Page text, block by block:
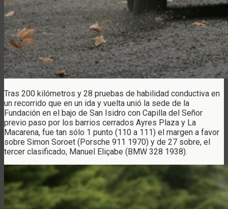
Tras 200 kilómetros y 28 pruebas de habilidad conductiva en
un recorrido que en un ida y vuelta unió la sede de la
Fundación en el bajo de San Isidro con Capilla del Señor
previo paso por los barrios cerrados Ayres Plaza y La
Macarena, fue tan sólo 1 punto (110 a 111) el margen a favor
sobre Simon Soroet (Porsche 911 1970) y de 27 sobre, el
tercer clasificado, Manuel Eliçabe (BMW 328 1938).